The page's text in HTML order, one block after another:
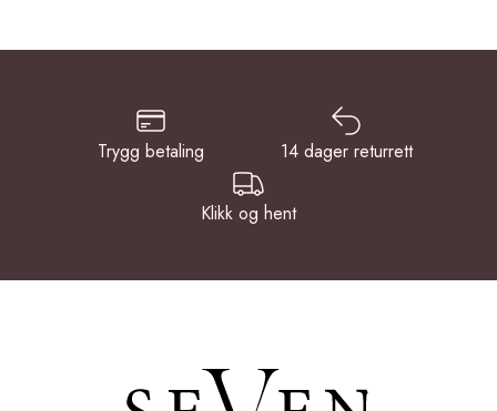
Trygg betaling 14 dager returrett
Klikk og hent